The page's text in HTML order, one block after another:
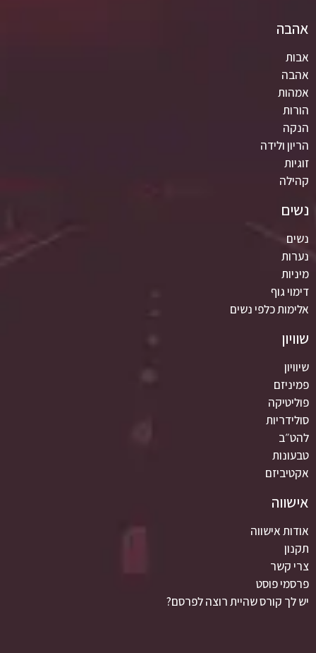
אהבה
אבות
אהבה
אמהות
הורות
הנקה
הריון ולידה
זוגיות
קהילה
נשים
נשים
נערות
מיניות
דימוי גוף
אלימות כלפי נשים
שוויון
שיוויון
פמיניזם
פוליטיקה
סולידריות
להט״ב
טבעונות
אקטיביזם
אישווה
אודות אישווה
תקנון
צרי קשר
פרסמי פוסט
יש לך קורס שהיית רוצה לפרסם?